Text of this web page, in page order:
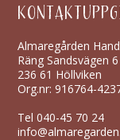
Almaregården
Räng Sandsvägen 6
236 61 Höllviken
Org.nr: 916764-
Tel040-45 70 24